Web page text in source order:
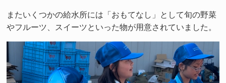
またいくつかの給水所には「おもてなし」として旬の野菜
やフルーツ、スイーツといった物が用意されていました。